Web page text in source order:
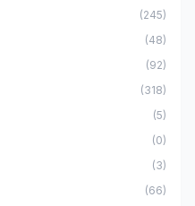
(245)
(48)
(92)
(318)
(5)
(0)
(3)
(66)